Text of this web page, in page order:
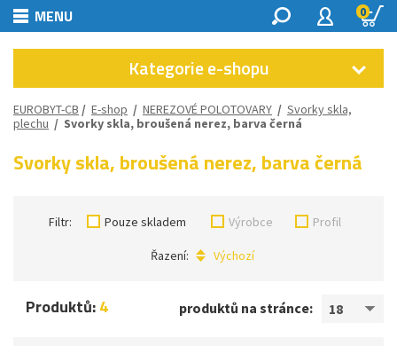
MENU 0
Kategorie e-shopu
EUROBYT-CB / E-shop / NEREZOVÉ POLOTOVARY / Svorky skla,
plechu / Svorky skla, broušená nerez, barva černá
Svorky skla, broušená nerez, barva černá
Filtr: Pouze skladem Výrobce Profil
Řazení: Výchozí
produktů na stránce: 18
Produktů:4